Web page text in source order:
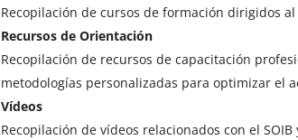
Recopilación de cursos de formación dirigidos
Recursos de Orientación
Recopilación de recursos de capacitación
metodologías personalizadas para optimizar el
Vídeos
Recopilación de vídeos relacionados con el